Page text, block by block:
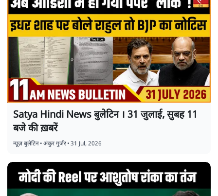
Satya Hindi News बुलेटिन । 31 जुलाई, सुबह 11
बजे की ख़बरें
न्यूज़ बुलेटिन•अंकुर गुर्जर•31 Jul, 2026